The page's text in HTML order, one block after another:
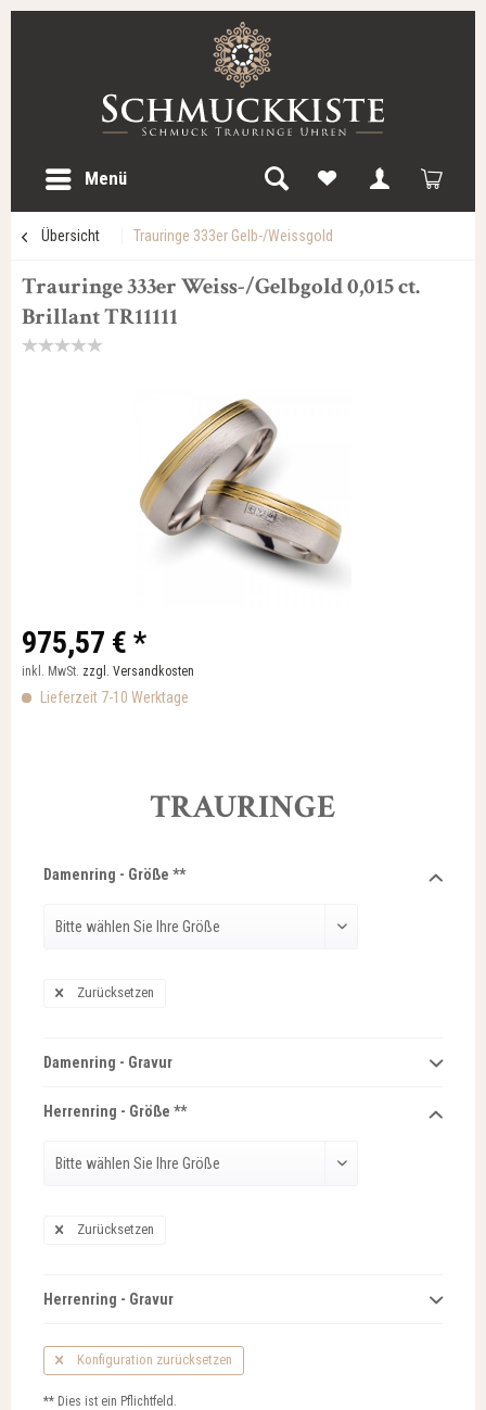
Menü
Übersicht Trauringe 333er Gelb-/Weissgold
Trauringe 333er Weiss-/Gelbgold 0,015 ct.
Brillant TR11111
975,57 € *
inkl. MwSt. zzgl. Versandkosten
Lieferzeit 7-10 Werktage
TRAURINGE
Damenring - Größe **
Zurücksetzen
Damenring - Gravur
Herrenring - Größe **
Zurücksetzen
Herrenring - Gravur
Konfiguration zurücksetzen
** Dies ist ein Pflichtfeld.